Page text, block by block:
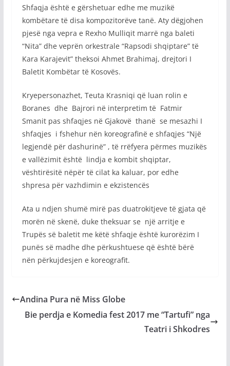
Shfaqja është e gërshetuar edhe me muzikë
kombëtare të disa kompozitorëve tanë. Aty dëgjohen
pjesë nga vepra e Rexho Mulliqit marrë nga baleti
“Nita” dhe veprën orkestrale “Rapsodi shqiptare” të
Kara Karajevit” theksoi Ahmet Brahimaj, drejtori I
Baletit Kombëtar të Kosovës.
Kryepersonazhet, Teuta Krasniqi që luan rolin e
Boranes dhe Bajrori në interpretim të Fatmir
Smanit pas shfaqjes në Gjakovë thanë se mesazhi I
shfaqjes i fshehur nën koreografinë e shfaqjes “Një
legjendë për dashurinë” , të rrëfyera përmes muzikës
e vallëzimit është lindja e kombit shqiptar,
vështirësitë nëpër të cilat ka kaluar, por edhe
shpresa për vazhdimin e ekzistencës
Ata u ndjen shumë mirë pas duatrokitjeve të gjata që
morën në skenë, duke theksuar se një arritje e
Trupës së baletit me këtë shfaqje është kurorëzim I
punës së madhe dhe përkushtuese që është bërë
nën përkujdesjen e koreografit.
Andina Pura në Miss Globe
Bie perdja e Komedia fest 2017 me “Tartufi” nga
Teatri i Shkodres